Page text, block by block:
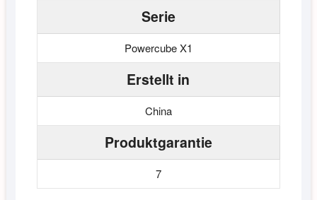
Serie
Powercube X1
Erstellt in
China
Produktgarantie
7